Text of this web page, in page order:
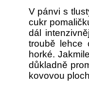
V pánvi s
cukr
dál
troubě lehce
horké.
důkladně
kovovou